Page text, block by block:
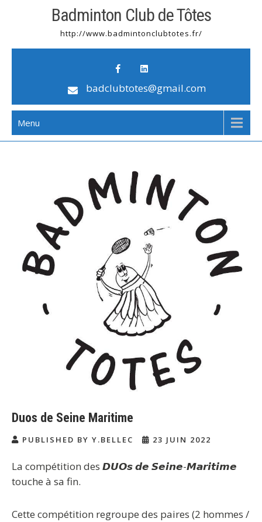
Badminton Club de Tôtes
http://www.badmintonclubtotes.fr/
badclubtotes@gmail.com
Menu
Duos de Seine Maritime
PUBLISHED BY Y.BELLEC 23 JUIN 2022
La compétition des 𝘿𝙐𝙊𝙨 𝙙𝙚 𝙎𝙚𝙞𝙣𝙚-𝙈𝙖𝙧𝙞𝙩𝙞𝙢𝙚
touche à sa fin.
Cette compétition regroupe des paires (2 hommes /